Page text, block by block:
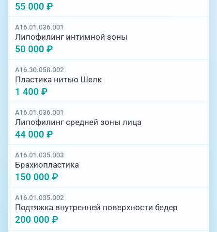
55 000 ₽
A16.01.036.001
Липофилинг интимной зоны
50 000 ₽
A16.30.058.002
Пластика нитью Шелк
1 400 ₽
A16.01.036.001
Липофилинг средней зоны лица
44 000 ₽
A16.01.035.003
Брахиопластика
150 000 ₽
A16.01.035.002
Подтяжка внутренней поверхности бедер
200 000 ₽